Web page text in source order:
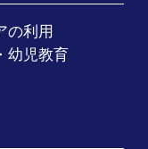
の利用
幼児教育